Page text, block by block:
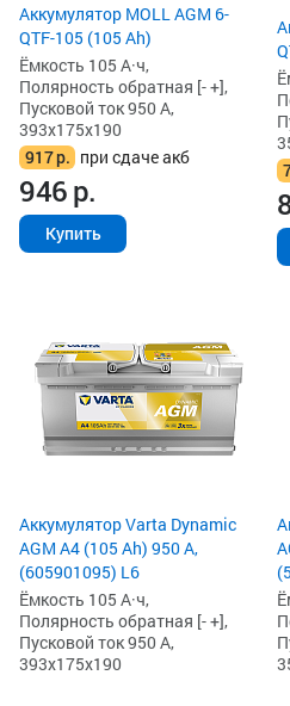
Аккумулятор MOLL AGM 6-
QTF-105 (105 Ah)
Ёмкость 105 А·ч,
Полярность обратная [- +],
Пусковой ток 950 А,
393x175x190
917р. при сдаче акб
946р.
Купить
Аккумулятор Varta Dynamic
AGM A4 (105 Ah) 950 А,
(605901095) L6
Ёмкость 105 А·ч,
Полярность обратная [- +],
Пусковой ток 950 А,
393x175x190